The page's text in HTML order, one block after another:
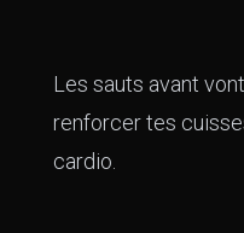
Les sauts avant
renforcer tes
cardio.